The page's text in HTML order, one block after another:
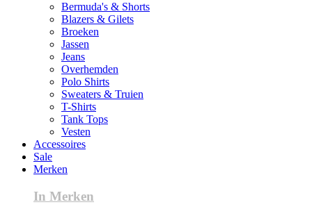
Bermuda's & Shorts
Blazers & Gilets
Broeken
Jassen
Jeans
Overhemden
Polo Shirts
Sweaters & Truien
T-Shirts
Tank Tops
Vesten
Accessoires
Sale
Merken
In Merken